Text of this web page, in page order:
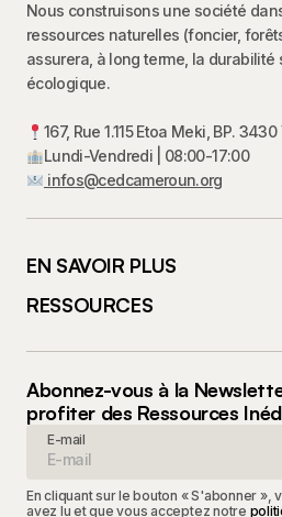
Nous construisons une société
ressources naturelles (foncier,
assurera, à long terme, la
écologique.
167, Rue 1.115 Etoa Meki, BP.
Lundi-Vendredi | 08:00-17:00
infos@cedcameroun.org
EN SAVOIR PLUS
RESSOURCES
Abonnez-vous à la
profiter des Ressources
E-mail
En cliquant sur le bouton « S'abonner »,
avez lu et que vous acceptez notre